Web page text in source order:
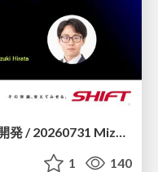
Issue設計から始める仕様駆動開発 / 20260731 Mizuki Hirata
1 140